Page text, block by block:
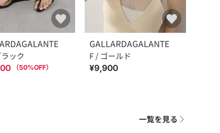
ック
（50%OFF）
GALLARDAGALANTE
F / ゴールド
¥9,900
一覧を見る